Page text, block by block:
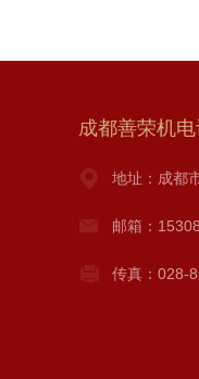
成都善荣机
地址：成都
邮箱：
传真：028-